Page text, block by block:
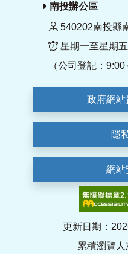
南投辦公區
540202南投縣
星期一至星期
（公司登記：
政府網站
隱
網站
更新日期：
累積瀏覽